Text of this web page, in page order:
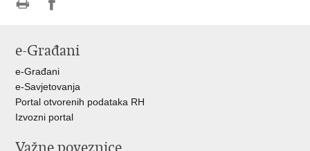
FacebookuTwitteru
e-Građani
e-Građani
e-Savjetovanja
Portal otvorenih podataka RH
Izvozni portal